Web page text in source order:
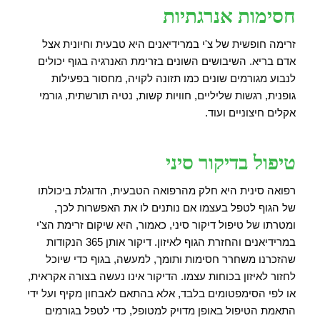
חסימות אנרגתיות
זרימה חופשית של צ'י במרידיאנים היא טבעית וחיונית אצל
אדם בריא. השיבושים השונים בזרימת האנרגיה בגוף יכולים
לנבוע מגורמים שונים כמו תזונה לקויה, מחסור בפעילות
גופנית, רגשות שליליים, חוויות קשות, נטיה תורשתית, גורמי
אקלים חיצוניים ועוד.
טיפול בדיקור סיני
רפואה סינית היא חלק מהרפואה הטבעית, הדוגלת ביכולתו
של הגוף לטפל בעצמו אם נותנים לו את האפשרות לכך,
ומטרתו של טיפול דיקור סיני, כאמור, היא שיקום זרימת הצ'י
במרידיאנים והחזרת הגוף לאיזון. דיקור אותן 365 הנקודות
שהזכרנו משחרר חסימות ותומך, למעשה, בגוף כדי שיוכל
לחזור לאיזון בכוחות עצמו. הדיקור אינו נעשה בצורה אקראית,
או לפי הסימפטומים בלבד, אלא בהתאם לאבחון מקיף ועל ידי
התאמת הטיפול באופן מדויק למטופל, כדי לטפל בגורמים